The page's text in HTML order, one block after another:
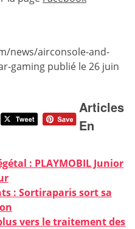
news/airconsole-and-
gaming publié le 26 juin
Articles
En
: PLAYMOBIL Junior
: Sortiraparis sort sa
vers le traitement des